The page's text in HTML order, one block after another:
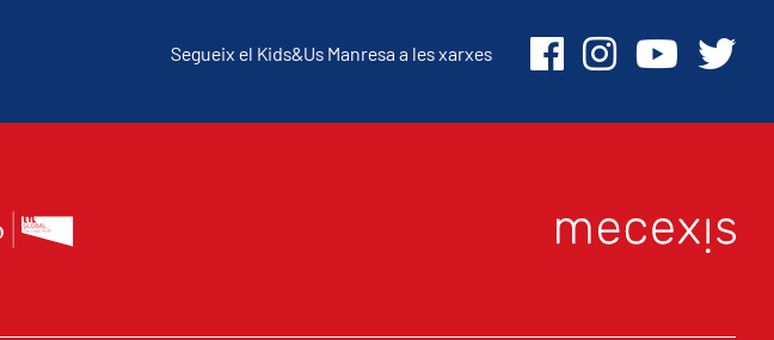
Segueix el Kids&Us Manresa a les xarxes